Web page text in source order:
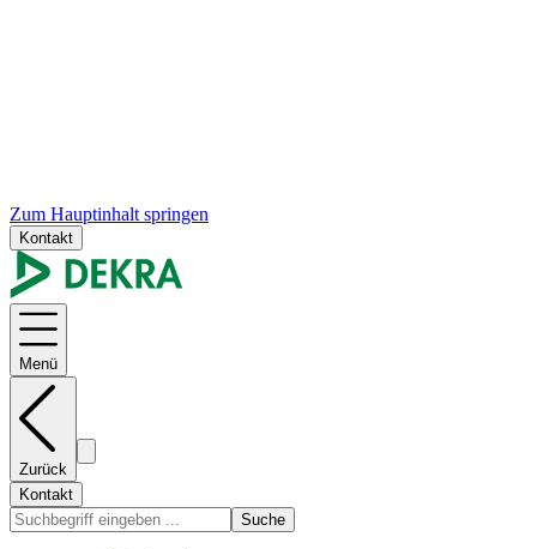
Zum Hauptinhalt springen
Kontakt
Menü
Zurück
Kontakt
Suche